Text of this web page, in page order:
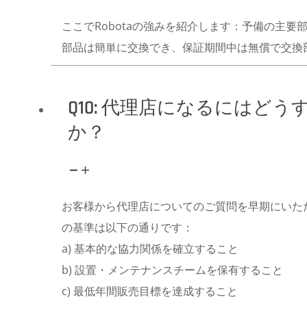
ここでRobotaの強みを紹介します：予備の主要
部品は簡単に交換でき、保証期間中は無償で交
Q10: 代理店になるにはどう
か？
お客様から代理店についてのご質問を早期にい
の基準は以下の通りです：
a) 基本的な協力関係を確立すること
b) 設置・メンテナンスチームを保有すること
c) 最低年間販売目標を達成すること